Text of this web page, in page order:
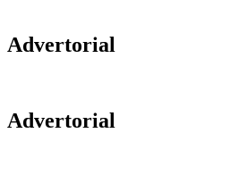
Advertorial
Advertorial